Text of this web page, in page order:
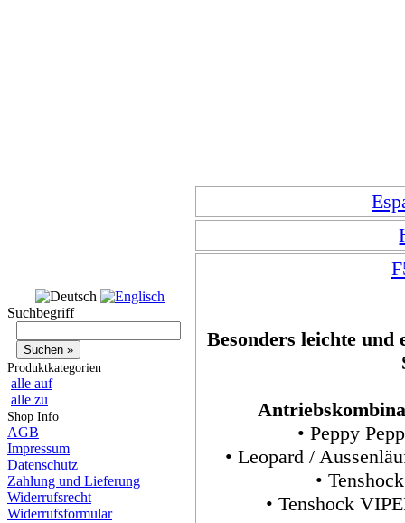
Suchbegriff
Produktkategorien
alle auf
alle zu
Shop Info
AGB
Impressum
Datenschutz
Zahlung und Lieferung
Widerrufsrecht
Widerrufsformular
Besonders leichte
• Peppy
• Leopard /
•
• Tenshock